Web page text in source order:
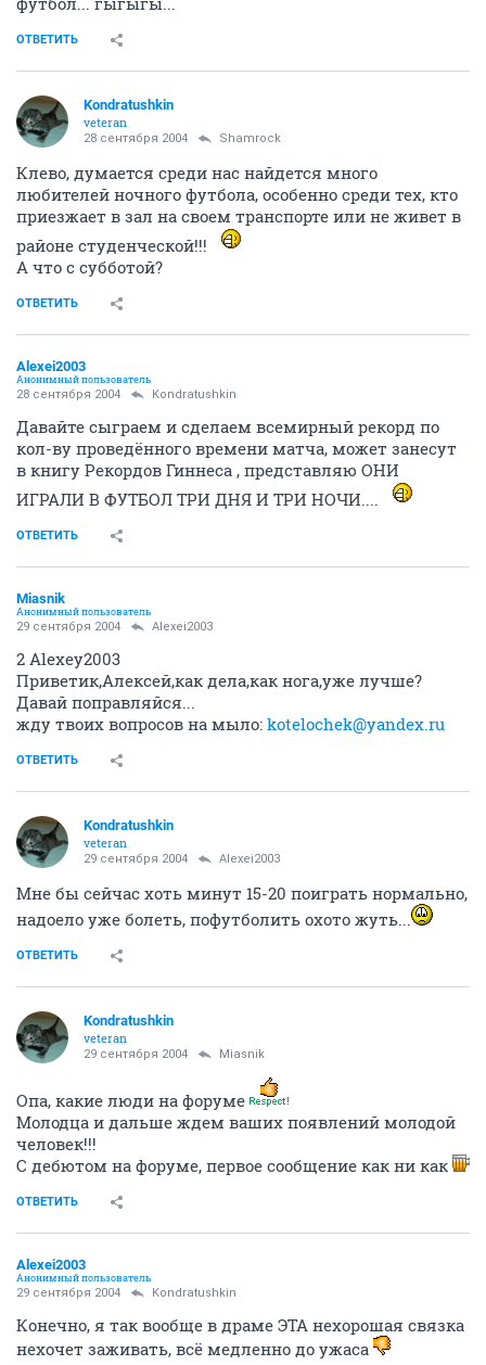
ОТВЕТИТЬ
Kondratushkin
veteran
28 сентября 2004 Shamrock
Клево, думается среди нас найдется много
любителей ночного футбола, особенно среди тех, кто
приезжает в зал на своем транспорте или не живет в
районе студенческой!!!
А что с субботой?
ОТВЕТИТЬ
Alexei2003
Анонимный пользователь
28 сентября 2004 Kondratushkin
Давайте сыграем и сделаем всемирный рекорд по
кол-ву проведённого времени матча, может занесут
в книгу Рекордов Гиннеса , представляю ОНИ
ИГРАЛИ В ФУТБОЛ ТРИ ДНЯ И ТРИ НОЧИ....
ОТВЕТИТЬ
Miasnik
Анонимный пользователь
29 сентября 2004 Alexei2003
2 Alexey2003
Приветик,Алексей,как дела,как нога,уже лучше?
Давай поправляйся...
жду твоих вопросов на мыло: kotelochek@yandex.ru
ОТВЕТИТЬ
Kondratushkin
veteran
29 сентября 2004 Alexei2003
Мне бы сейчас хоть минут 15-20 поиграть нормально,
надоело уже болеть, пофутболить охото жуть...
ОТВЕТИТЬ
Kondratushkin
veteran
29 сентября 2004 Miasnik
Опа, какие люди на форуме
Молодца и дальше ждем ваших появлений молодой
человек!!!
С дебютом на форуме, первое сообщение как ни как
ОТВЕТИТЬ
Alexei2003
Анонимный пользователь
29 сентября 2004 Kondratushkin
Конечно, я так вообще в драме ЭТА нехорошая связка
нехочет заживать, всё медленно до ужаса